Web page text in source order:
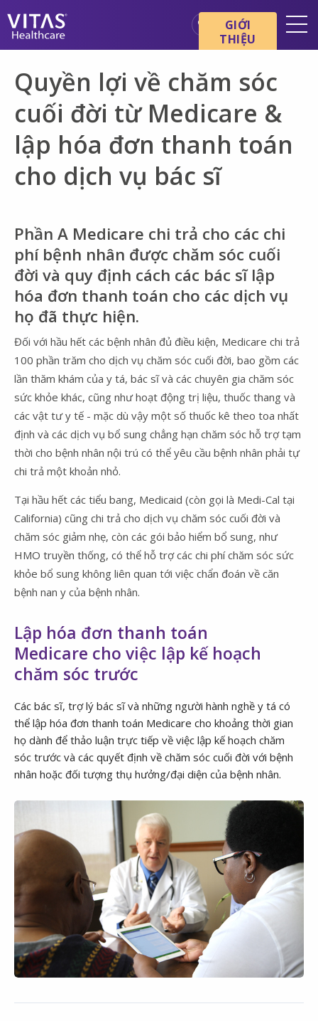
Cơ bản về chăm sóc cuối đời
Dịch vụ
Chuyên gia chăm sóc sức
khỏe
Gia đình và người chăm sóc
GIỚI
THIỆU
Quyền lợi về chăm sóc
cuối đời từ Medicare &
lập hóa đơn thanh toán
cho dịch vụ bác sĩ
Phần A Medicare chi trả cho các chi
phí bệnh nhân được chăm sóc cuối
đời và quy định cách các bác sĩ lập
hóa đơn thanh toán cho các dịch vụ
họ đã thực hiện.
Đối với hầu hết các bệnh nhân đủ điều kiện, Medicare chi trả
100 phần trăm cho dịch vụ chăm sóc cuối đời, bao gồm các
lần thăm khám của y tá, bác sĩ và các chuyên gia chăm sóc
sức khỏe khác, cũng như hoạt động trị liệu, thuốc thang và
các vật tư y tế - mặc dù vậy một số thuốc kê theo toa nhất
định và các dịch vụ bổ sung chẳng hạn chăm sóc hỗ trợ tạm
thời cho bệnh nhân nội trú có thể yêu cầu bệnh nhân phải tự
chi trả một khoản nhỏ.
Tại hầu hết các tiểu bang, Medicaid (còn gọi là Medi-Cal tại
California) cũng chi trả cho dịch vụ chăm sóc cuối đời và
chăm sóc giảm nhẹ, còn các gói bảo hiểm bổ sung, như
HMO truyền thống, có thể hỗ trợ các chi phí chăm sóc sức
khỏe bổ sung không liên quan tới việc chẩn đoán về căn
bệnh nan y của bệnh nhân.
Lập hóa đơn thanh toán
Medicare cho việc lập kế hoạch
chăm sóc trước
Các bác sĩ, trợ lý bác sĩ và những người hành nghề y tá có
thể lập hóa đơn thanh toán Medicare cho khoảng thời gian
họ dành để thảo luận trực tiếp về việc lập kế hoạch chăm
sóc trước và các quyết định về chăm sóc cuối đời với bệnh
nhân hoặc đối tượng thụ hưởng/đại diện của bệnh nhân.